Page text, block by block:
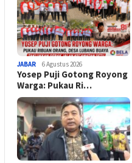
JABAR 6 Agustus 2026
Yosep Puji Gotong Royong
Warga: Pukau Ri…